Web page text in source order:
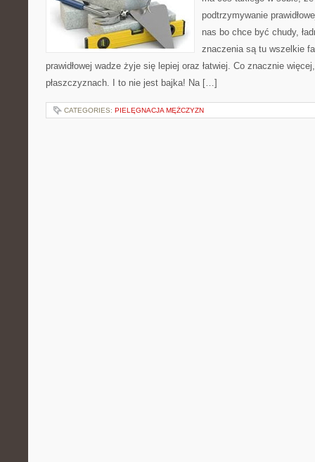
podtrzymywanie
nas bo chce być chudy,
znaczenia są tu wszelkie
prawidłowej wadze żyje się lepiej oraz łatwiej. Co znacznie
płaszczyznach. I to nie jest bajka! Na […]
CATEGORIES: PIELĘGNACJA MĘŻCZYZN